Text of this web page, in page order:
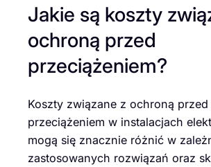
Jakie są koszty
ochroną przed
przeciążeniem?
Koszty związane z ochroną przed
przeciążeniem w instalacjach
mogą się znacznie różnić w
zastosowanych rozwiązań oraz